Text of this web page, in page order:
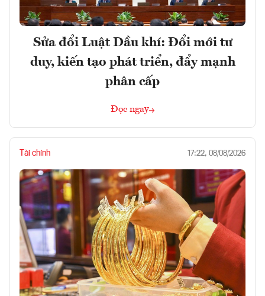
Sửa đổi Luật Dầu khí: Đổi mới tư
duy, kiến tạo phát triển, đẩy mạnh
phân cấp
Đọc ngay
Tài chính 17:22, 08/08/2026